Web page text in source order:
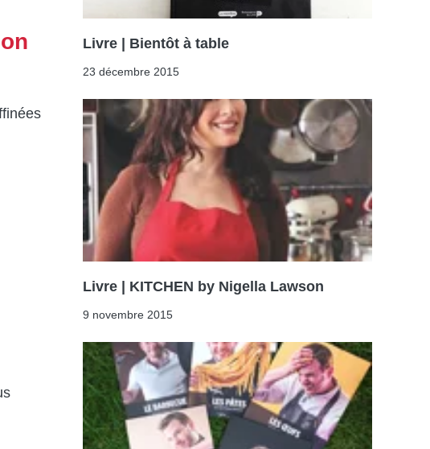
Livre | Bientôt à table
23 décembre 2015
Livre | KITCHEN by Nigella Lawson
9 novembre 2015